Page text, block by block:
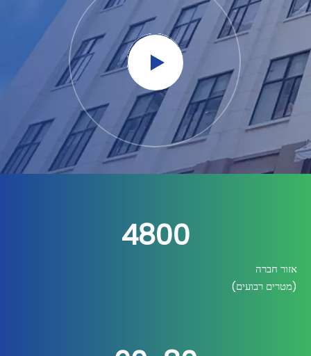
4800
אזור חברה
(מטרים רבועים)